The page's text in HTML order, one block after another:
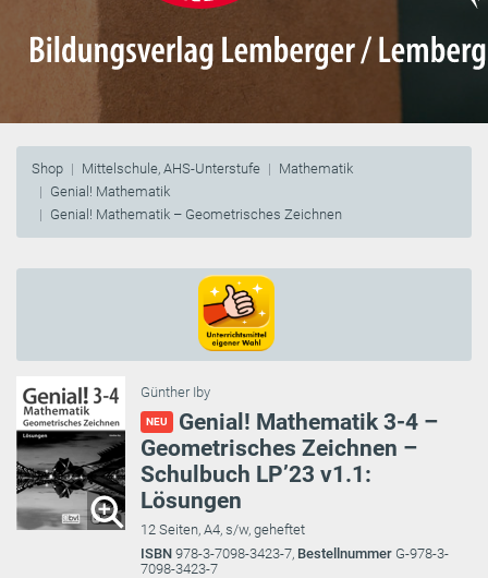
Shop Mittelschule, AHS-Unterstufe
Mathematik
Genial! Mathematik
Genial! Mathematik – Geometrisches Zeichnen
Günther Iby
NEU
Genial! Mathematik 3-4 –
Geometrisches Zeichnen –
Schulbuch LP’23 v1.1:
Lösungen
12 Seiten, A4, s/w, geheftet
ISBN 978-3-7098-3423-7, Bestellnummer G-978-3-
7098-3423-7